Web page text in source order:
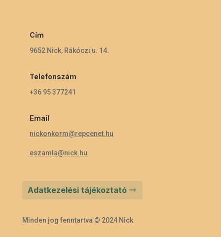
Cím
9652 Nick, Rákóczi u. 14.
Telefonszám
+36 95 377241
Email
nickonkorm@repcenet.hu
eszamla@nick.hu
Adatkezelési tájékoztató
Minden jog fenntartva © 2024 Nick